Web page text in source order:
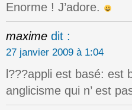
Enorme ! J’adore.
maxime dit :
27 janvier 2009 à 1:04
l???appli est basé: est
anglicisme qui n’ est